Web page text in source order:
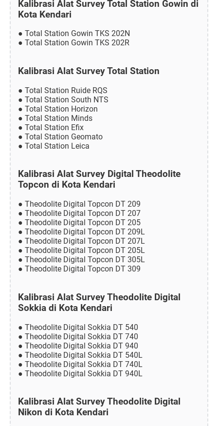
Kalibrasi Alat Survey Total Station Gowin di
Kota Kendari
● Total Station Gowin TKS 202N
● Total Station Gowin TKS 202R
Kalibrasi Alat Survey Total Station
● Total Station Ruide RQS
● Total Station South NTS
● Total Station Horizon
● Total Station Minds
● Total Station Efix
● Total Station Geomato
● Total Station Leica
Kalibrasi Alat Survey Digital Theodolite
Topcon di Kota Kendari
● Theodolite Digital Topcon DT 209
● Theodolite Digital Topcon DT 207
● Theodolite Digital Topcon DT 205
● Theodolite Digital Topcon DT 209L
● Theodolite Digital Topcon DT 207L
● Theodolite Digital Topcon DT 205L
● Theodolite Digital Topcon DT 305L
● Theodolite Digital Topcon DT 309
Kalibrasi Alat Survey Theodolite Digital
Sokkia di Kota Kendari
● Theodolite Digital Sokkia DT 540
● Theodolite Digital Sokkia DT 740
● Theodolite Digital Sokkia DT 940
● Theodolite Digital Sokkia DT 540L
● Theodolite Digital Sokkia DT 740L
● Theodolite Digital Sokkia DT 940L
Kalibrasi Alat Survey Theodolite Digital
Nikon di Kota Kendari